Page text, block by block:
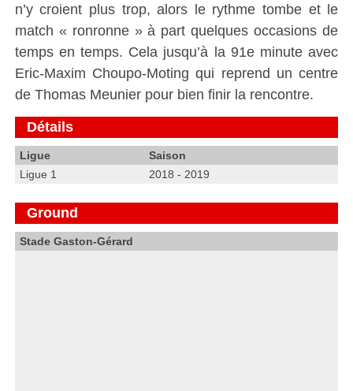
n’y croient plus trop, alors le rythme tombe et le
match « ronronne » à part quelques occasions de
temps en temps. Cela jusqu’à la 91e minute avec
Eric-Maxim Choupo-Moting qui reprend un centre
de Thomas Meunier pour bien finir la rencontre.
Détails
Ligue
Saison
Ligue 1
2018 - 2019
Ground
Stade Gaston-Gérard